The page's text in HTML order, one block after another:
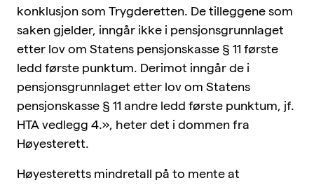
konklusjon som Trygderetten. De tilleggene som
saken gjelder, inngår ikke i pensjonsgrunnlaget
etter lov om Statens pensjonskasse § 11 første
ledd første punktum. Derimot inngår de i
pensjonsgrunnlaget etter lov om Statens
pensjonskasse § 11 andre ledd første punktum, jf.
HTA vedlegg 4.», heter det i dommen fra
Høyesterett.
Høyesteretts mindretall på to mente at